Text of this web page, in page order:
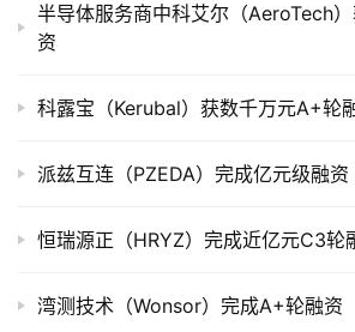
创
业
院
半导体服务商中科艾尔（AeroTech
资
科露宝（Kerubal）获数千万元A+轮
派兹互连（PZEDA）完成亿元级融资
恒瑞源正（HRYZ）完成近亿元C3轮
湾测技术（Wonsor）完成A+轮融资